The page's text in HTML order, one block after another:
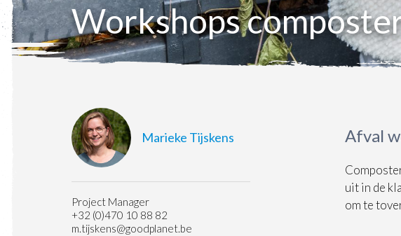
Workshops
Marieke Tijskens
Project Manager
+32 (0)470 10 88 82
m.tijskens@goodplanet.be
Afval
uit in de
om te